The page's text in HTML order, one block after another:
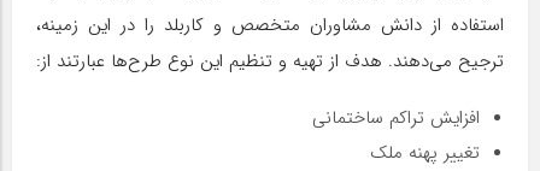
استفاده از دانش مشاوران متخصص و کاربلد را در این زمینه،
ترجیح می‌دهند. هدف از تهیه و تنظیم این نوع طرح‌ها عبارتند از:
افزایش تراکم ساختمانی
تغییر پهنه ملک